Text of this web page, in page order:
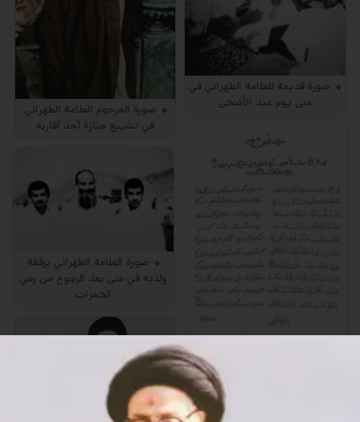
صورة المرحوم العلامة الطهراني
في تشييع جنازة أحد أقاربه
صورة قديمة للعلامة الطهراني في
منى يوم عيد الأضحى
صورة العلامة الطهراني برفقة
ولديه في منى بعد الرجوع من رمي
الجمرات